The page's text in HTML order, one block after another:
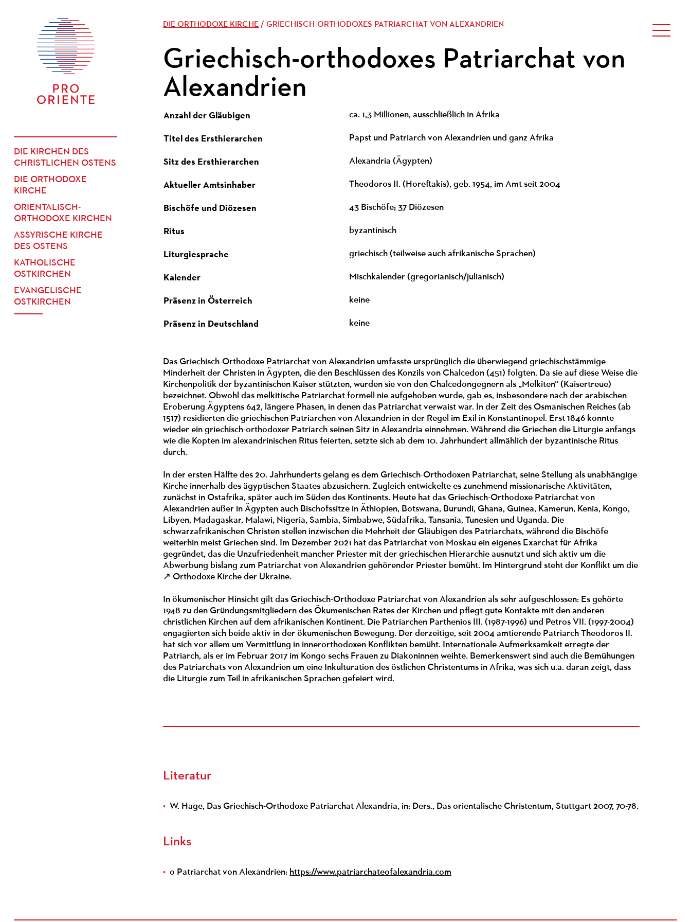
DIE KIRCHEN DES
CHRISTLICHEN OSTENS
DIE ORTHODOXE
KIRCHE
ORIENTALISCH-
ORTHODOXE KIRCHEN
ASSYRISCHE KIRCHE
DES OSTENS
KATHOLISCHE
OSTKIRCHEN
EVANGELISCHE
OSTKIRCHEN
DIE ORTHODOXE KIRCHE / GRIECHISCH-ORTHODOXES PATRIARCHAT VON ALEXANDRIEN
Griechisch-orthodoxes Patriarchat von
Alexandrien
Anzahl der Gläubigen ca. 1,3 Millionen, ausschließlich in Afrika
Titel des Ersthierarchen Papst und Patriarch von Alexandrien und ganz Afrika
Sitz des Ersthierarchen Alexandria (Ägypten)
Aktueller Amtsinhaber Theodoros II. (Horeftakis), geb. 1954, im Amt seit 2004
Bischöfe und Diözesen 43 Bischöfe; 37 Diözesen
Ritus byzantinisch
Liturgiesprache griechisch (teilweise auch afrikanische Sprachen)
Kalender Mischkalender (gregorianisch/julianisch)
Präsenz in Österreich keine
Präsenz in Deutschland keine
Das Griechisch-Orthodoxe Patriarchat von Alexandrien umfasste ursprünglich die überwiegend griechischstämmige
Minderheit der Christen in Ägypten, die den Beschlüssen des Konzils von Chalcedon (451) folgten. Da sie auf diese Weise die
Kirchenpolitik der byzantinischen Kaiser stützten, wurden sie von den Chalcedongegnern als „Melkiten“ (Kaisertreue)
bezeichnet. Obwohl das melkitische Patriarchat formell nie aufgehoben wurde, gab es, insbesondere nach der arabischen
Eroberung Ägyptens 642, längere Phasen, in denen das Patriarchat verwaist war. In der Zeit des Osmanischen Reiches (ab
1517) residierten die griechischen Patriarchen von Alexandrien in der Regel im Exil in Konstantinopel. Erst 1846 konnte
wieder ein griechisch-orthodoxer Patriarch seinen Sitz in Alexandria einnehmen. Während die Griechen die Liturgie anfangs
wie die Kopten im alexandrinischen Ritus feierten, setzte sich ab dem 10. Jahrhundert allmählich der byzantinische Ritus
durch.
In der ersten Hälfte des 20. Jahrhunderts gelang es dem Griechisch-Orthodoxen Patriarchat, seine Stellung als unabhängige
Kirche innerhalb des ägyptischen Staates abzusichern. Zugleich entwickelte es zunehmend missionarische Aktivitäten,
zunächst in Ostafrika, später auch im Süden des Kontinents. Heute hat das Griechisch-Orthodoxe Patriarchat von
Alexandrien außer in Ägypten auch Bischofssitze in Äthiopien, Botswana, Burundi, Ghana, Guinea, Kamerun, Kenia, Kongo,
Libyen, Madagaskar, Malawi, Nigeria, Sambia, Simbabwe, Südafrika, Tansania, Tunesien und Uganda. Die
schwarzafrikanischen Christen stellen inzwischen die Mehrheit der Gläubigen des Patriarchats, während die Bischöfe
weiterhin meist Griechen sind. Im Dezember 2021 hat das Patriarchat von Moskau ein eigenes Exarchat für Afrika
gegründet, das die Unzufriedenheit mancher Priester mit der griechischen Hierarchie ausnutzt und sich aktiv um die
Abwerbung bislang zum Patriarchat von Alexandrien gehörender Priester bemüht. Im Hintergrund steht der Konflikt um die
↗ Orthodoxe Kirche der Ukraine.
In ökumenischer Hinsicht gilt das Griechisch-Orthodoxe Patriarchat von Alexandrien als sehr aufgeschlossen: Es gehörte
1948 zu den Gründungsmitgliedern des Ökumenischen Rates der Kirchen und pflegt gute Kontakte mit den anderen
christlichen Kirchen auf dem afrikanischen Kontinent. Die Patriarchen Parthenios III. (1987-1996) und Petros VII. (1997-2004)
engagierten sich beide aktiv in der ökumenischen Bewegung. Der derzeitige, seit 2004 amtierende Patriarch Theodoros II.
hat sich vor allem um Vermittlung in innerorthodoxen Konflikten bemüht. Internationale Aufmerksamkeit erregte der
Patriarch, als er im Februar 2017 im Kongo sechs Frauen zu Diakoninnen weihte. Bemerkenswert sind auch die Bemühungen
des Patriarchats von Alexandrien um eine Inkulturation des östlichen Christentums in Afrika, was sich u.a. daran zeigt, dass
die Liturgie zum Teil in afrikanischen Sprachen gefeiert wird.
Literatur
W. Hage, Das Griechisch-Orthodoxe Patriarchat Alexandria, in: Ders., Das orientalische Christentum, Stuttgart 2007, 70-78.
Links
o Patriarchat von Alexandrien: https://www.patriarchateofalexandria.com